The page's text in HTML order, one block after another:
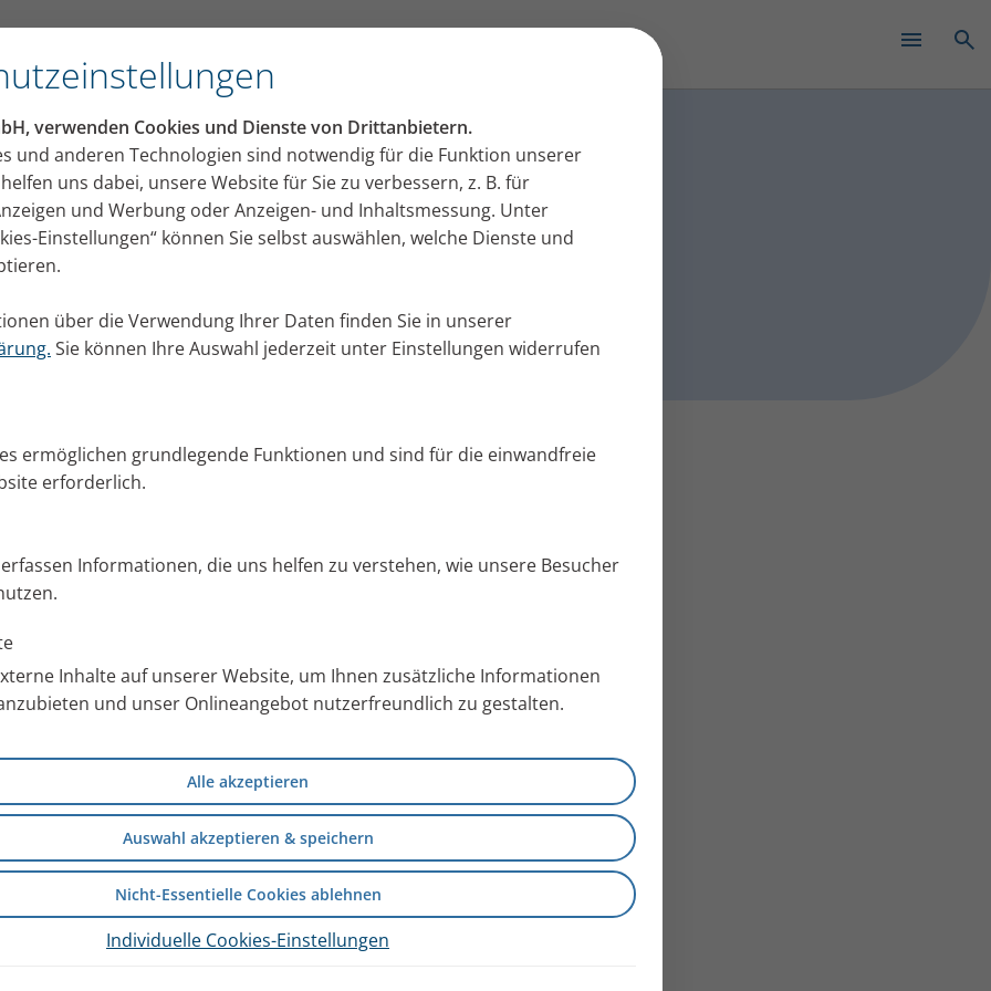
verwenden Cookies und Dienste von Drittanbietern.
und anderen Technologien sind notwendig für die Funktion unserer
uns dabei, unsere Website für Sie zu verbessern, z. B. für
und Werbung oder Anzeigen- und Inhaltsmessung. Unter
Einstellungen“ können Sie selbst auswählen, welche Dienste und
über die Verwendung Ihrer Daten finden Sie in unserer
Sie können Ihre Auswahl jederzeit unter Einstellungen widerrufen
ermöglichen grundlegende Funktionen und sind für die einwandfreie
erforderlich.
Informationen, die uns helfen zu verstehen, wie unsere Besucher
Inhalte auf unserer Website, um Ihnen zusätzliche Informationen
und unser Onlineangebot nutzerfreundlich zu gestalten.
Alle akzeptieren
Auswahl akzeptieren & speichern
Nicht-Essentielle Cookies ablehnen
Individuelle Cookies-Einstellungen
Marken Ikone“
Bildmaterial und Aktuelles von PARI für Ihre Pressearbeit
alle Informationen zur PARI
mit speziellem Bildmaterial
den Sie nach
können.
Sie wissenschaftliche
zur
mit der
aus der stationären
Ärzteportal.